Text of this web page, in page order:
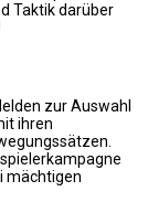
Taktik darüber
zur Auswahl
ihren
mächtigen